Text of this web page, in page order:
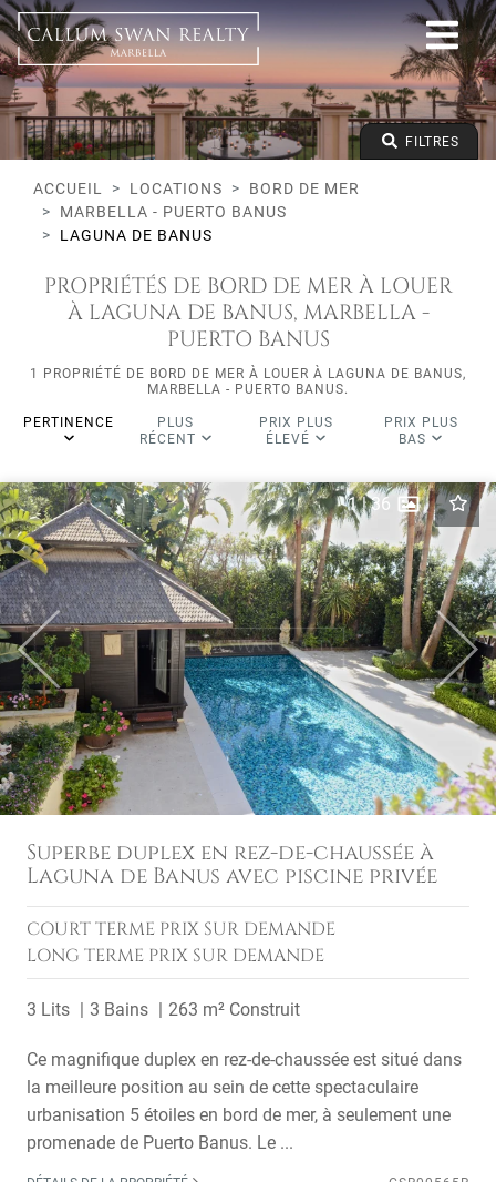
Bord de mer
Marbella - Puerto Banus
Laguna de Banus
Tous les types
Prix à partir de
Prix jusqu'à
Lits minimums FILTRES
ACCUEIL LOCATIONS
BORD DE MER
MARBELLA - PUERTO BANUS
LAGUNA DE BANUS
PROPRIÉTÉS DE BORD DE MER À LOUER
À LAGUNA DE BANUS, MARBELLA -
PUERTO BANUS
1 PROPRIÉTÉ DE BORD DE MER À LOUER À LAGUNA DE BANUS,
MARBELLA - PUERTO BANUS.
PERTINENCE
PLUS
RÉCENT
PRIX PLUS
ÉLEVÉ
PRIX PLUS
BAS
Previous Next
1|36
Superbe duplex en rez-de-chaussée à
Laguna de Banus avec piscine privée
COURT TERME PRIX SUR DEMANDE
LONG TERME PRIX SUR DEMANDE
3 Lits 3 Bains 263 m² Construit
Ce magnifique duplex en rez-de-chaussée est situé dans
la meilleure position au sein de cette spectaculaire
urbanisation 5 étoiles en bord de mer, à seulement une
promenade de Puerto Banus. Le ...